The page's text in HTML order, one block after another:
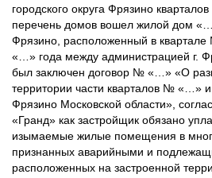
городского округа Фрязино
перечень домов вошел жилой дом
Фрязино, расположенный в
«…» года между администрацией г.
был заключен договор № «…» «О
территории части кварталов № «…»
Фрязино Московской области»,
«Гранд» как застройщик обязано
изымаемые жилые помещения в
признанных аварийными и
расположенных на застроенной